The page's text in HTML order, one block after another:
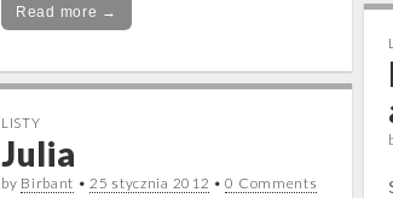
Read more →
LISTY
Julia
by Birbant •25 stycznia 2012 •0 Comments